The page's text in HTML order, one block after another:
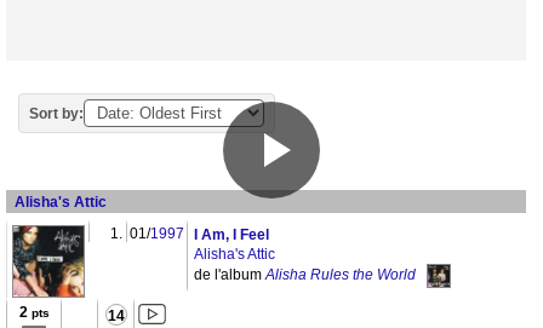
Sort by:
Alisha's Attic
1. 01/1997
I Am, I Feel
Alisha's Attic
de l'albumAlisha Rules the World
2 pts 14